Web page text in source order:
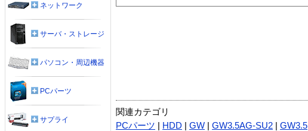
関連カテゴリ
PCパーツ
HDD GW GW3.5AG-SU2 GW3.5
ネットワーク
サーバ・ストレージ
パソコン・周辺機器
PCパーツ
サプライ